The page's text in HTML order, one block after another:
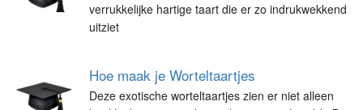
verrukkelijke hartige taart die er zo indrukwekkend
uitziet
Hoe maak je Worteltaartjes
Deze exotische worteltaartjes zien er niet alleen